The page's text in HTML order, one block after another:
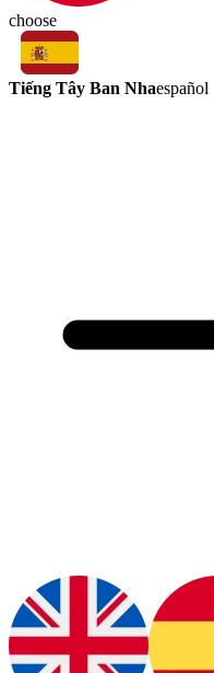
choose
Tiếng Tây Ban Nhaespañol